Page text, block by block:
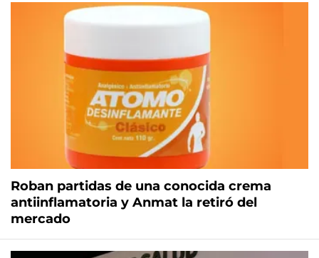
Roban partidas de una conocida crema
antiinflamatoria y Anmat la retiró del
mercado